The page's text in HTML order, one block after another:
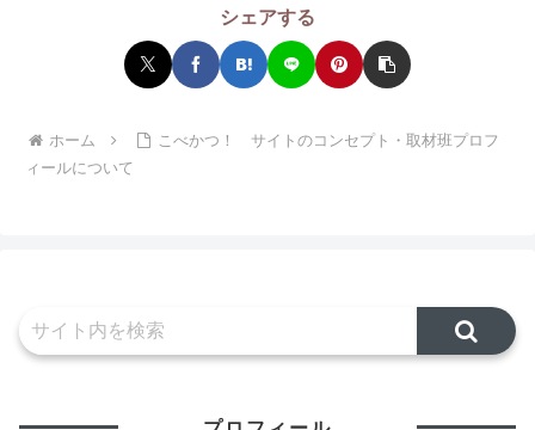
シェアする
ホーム
こべかつ！ サイトのコンセプト・取材班プロフ
ィールについて